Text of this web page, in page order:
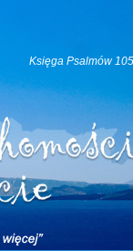
Księga Psalmów